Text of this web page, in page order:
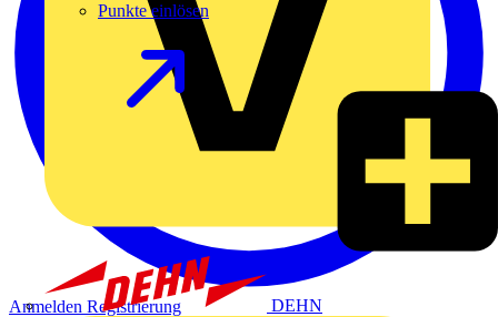
DEHN
Punkte einlösen
Anmelden Registrierung